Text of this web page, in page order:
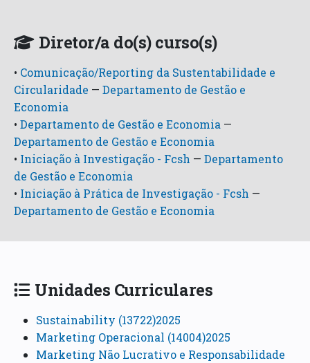
Diretor/a do(s) curso(s)
• Comunicação/Reporting da Sustentabilidade e
Circularidade —Departamento de Gestão e
Economia
•Departamento de Gestão e Economia —
Departamento de Gestão e Economia
• Iniciação à Investigação - Fcsh —Departamento
de Gestão e Economia
• Iniciação à Prática de Investigação - Fcsh —
Departamento de Gestão e Economia
Unidades Curriculares
Sustainability (13722)2025
Marketing Operacional (14004)2025
Marketing Não Lucrativo e Responsabilidade